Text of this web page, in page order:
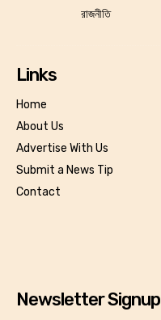
রাজনীতি
Links
Home
About Us
Advertise With Us
Submit a News Tip
Contact
Newsletter Signup